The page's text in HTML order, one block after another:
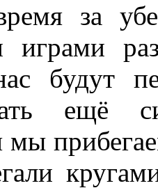
за
играми
будут
ещё
мы